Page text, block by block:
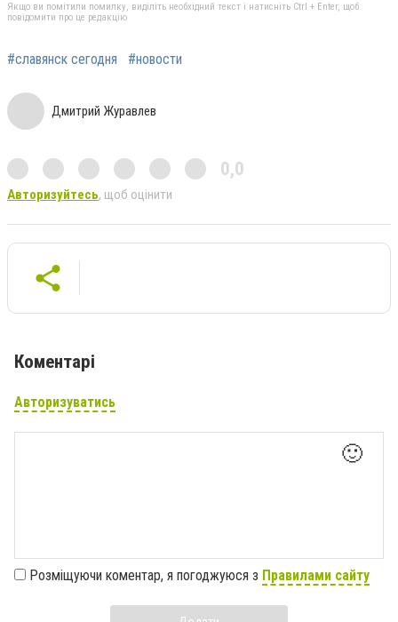
Якщо ви помітили помилку, виділіть необхідний текст і натисніть Ctrl + Enter, щоб
повідомити про це редакцію
#славянск сегодня #новости
Дмитрий Журавлев
0,0
Авторизуйтесь, щоб оцінити
Коментарі
Авторизуватись
🙂
Розміщуючи коментар, я погоджуюся з Правилами сайту